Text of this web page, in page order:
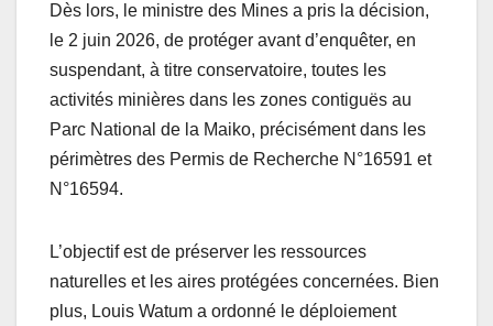
Dès lors, le ministre des Mines a pris la décision,
le 2 juin 2026, de protéger avant d’enquêter, en
suspendant, à titre conservatoire, toutes les
activités minières dans les zones contiguës au
Parc National de la Maiko, précisément dans les
périmètres des Permis de Recherche N°16591 et
N°16594.
L’objectif est de préserver les ressources
naturelles et les aires protégées concernées. Bien
plus, Louis Watum a ordonné le déploiement